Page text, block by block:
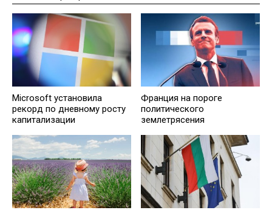
Microsoft установила
рекорд по дневному росту
капитализации
Франция на пороге
политического
землетрясения